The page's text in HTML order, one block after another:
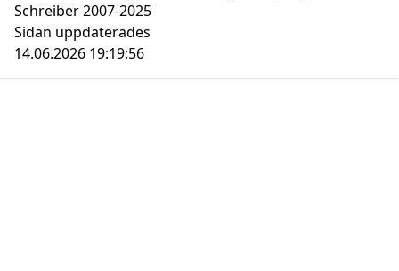
Schreiber 2007-2025
Sidan uppdaterades
14.06.2026 19:19:56